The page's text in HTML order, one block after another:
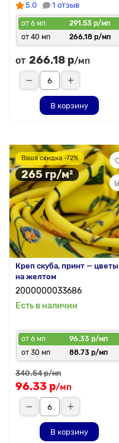
5.0 1 отзыв
от 6 мп
291.53 р/мп
от 40 мп
266.18 р/мп
от 266.18 р/мп
В корзину
Ваша скидка -72%
265 гр/м²
Креп скуба, принт — цветы
на желтом
2000000033686
Есть в наличии
от 6 мп
96.33 р/мп
от 30 мп
88.73 р/мп
340.54 р/мп
96.33 р/мп
В корзину